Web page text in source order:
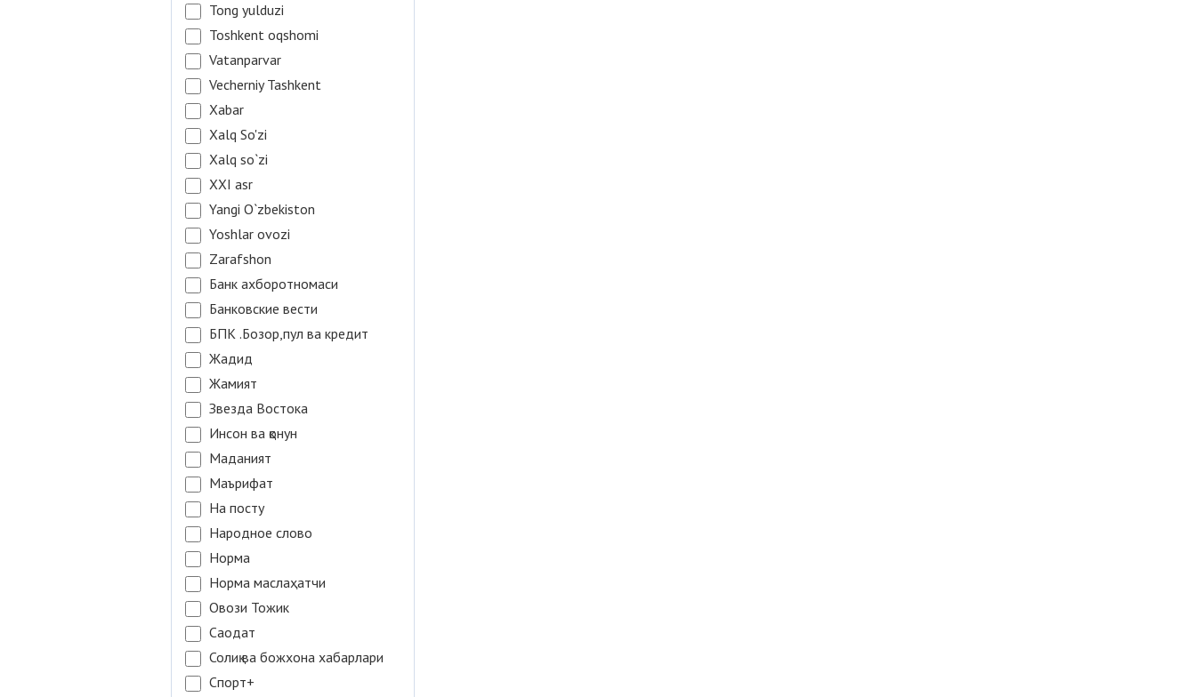
Tong yulduzi
Toshkent oqshomi
Vatanparvar
Vecherniy Tashkent
Xabar
Xalq So'zi
Xalq so`zi
XXI asr
Yangi O`zbekiston
Yoshlar ovozi
Zarafshon
Банк ахборотномаси
Банковские вести
БПК .Бозор,пул ва кредит
Жадид
Жамият
Звезда Востока
Инсон ва қонун
Маданият
Маърифат
На посту
Народное слово
Норма
Норма маслаҳатчи
Овози Тожик
Саодат
Солиқ ва божхона хабарлари
Спорт+